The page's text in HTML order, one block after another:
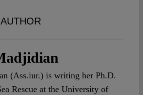
Spotlight
(Ass.iur.) is writing her Ph.D.
Rescue at the University of